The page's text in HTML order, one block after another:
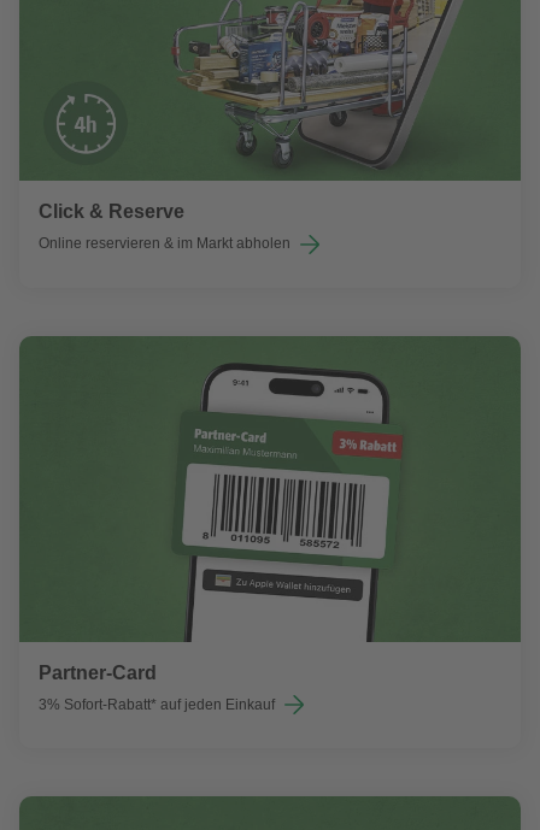
Click & Reserve
Online reservieren & im Markt abholen
Partner-Card
3% Sofort-Rabatt* auf jeden Einkauf